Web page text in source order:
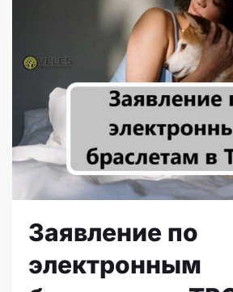
Заявление по
электронным